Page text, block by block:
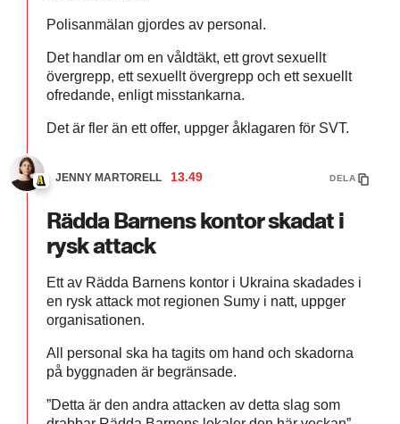
Polisanmälan gjordes av personal.
Det handlar om en våldtäkt, ett grovt sexuellt
övergrepp, ett sexuellt övergrepp och ett sexuellt
ofredande, enligt misstankarna.
Det är fler än ett offer, uppger åklagaren för SVT.
JENNY MARTORELL 13.49 DELA
Rädda Barnens kontor skadat i
rysk attack
Ett av Rädda Barnens kontor i Ukraina skadades i
en rysk attack mot regionen Sumy i natt, uppger
organisationen.
All personal ska ha tagits om hand och skadorna
på byggnaden är begränsade.
”Detta är den andra attacken av detta slag som